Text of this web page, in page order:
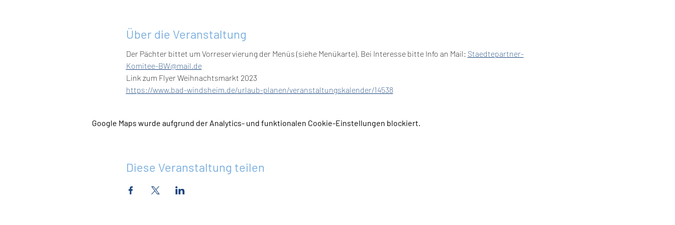
Über die Veranstaltung
Der Pächter bittet um Vorreservierung der Menüs (siehe Menükarte). Bei Interesse bitte Info an Mail: Staedtepartner-
Komitee-BW@mail.de
Link zum Flyer Weihnachtsmarkt 2023
https://www.bad-windsheim.de/urlaub-planen/veranstaltungskalender/14538
Google Maps wurde aufgrund der Analytics- und funktionalen Cookie-Einstellungen blockiert.
Diese Veranstaltung teilen